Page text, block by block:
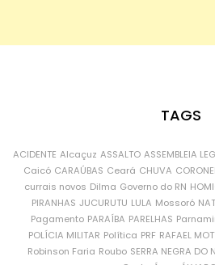
TAGS
ACIDENTE Alcaçuz ASSALTO ASSEMBLEIA
Caicó CARAÚBAS Ceará CHUVA
currais novos Dilma Governo do RN
PIRANHAS JUCURUTU LULA Mossoró
Pagamento PARAÍBA PARELHAS
POLÍCIA MILITAR Política PRF RAFAEL
Robinson Faria Roubo SERRA NEGRA DO